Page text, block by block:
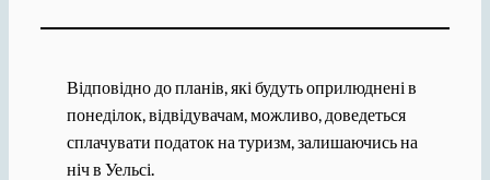
Відповідно до планів, які будуть оприлюднені в
понеділок, відвідувачам, можливо, доведеться
сплачувати податок на туризм, залишаючись на
ніч в Уельсі.